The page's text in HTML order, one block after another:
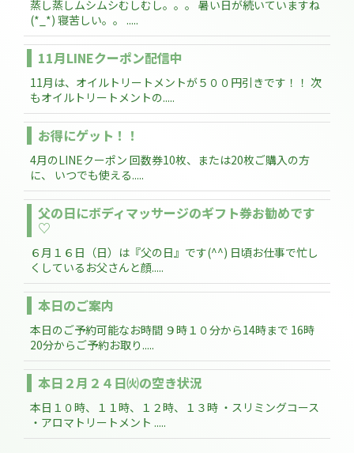
蒸し蒸しムシムシむしむし。。。 暑い日が続いていますね
(*_*) 寝苦しい。。 .....
11月LINEクーポン配信中
11月は、オイルトリートメントが５００円引きです！！ 次
もオイルトリートメントの.....
お得にゲット！！
4月のLINEクーポン 回数券10枚、または20枚ご購入の方
に、 いつでも使える.....
父の日にボディマッサージのギフト券お勧めです
♡
６月１６日（日）は『父の日』です(^^) 日頃お仕事で忙し
くしているお父さんと顔.....
本日のご案内
本日のご予約可能なお時間 ９時１０分から14時まで 16時
20分からご予約お取り.....
本日２月２４日㈫の空き状況
本日１０時、１１時、１２時、１３時 ・スリミングコース
・アロマトリートメント .....